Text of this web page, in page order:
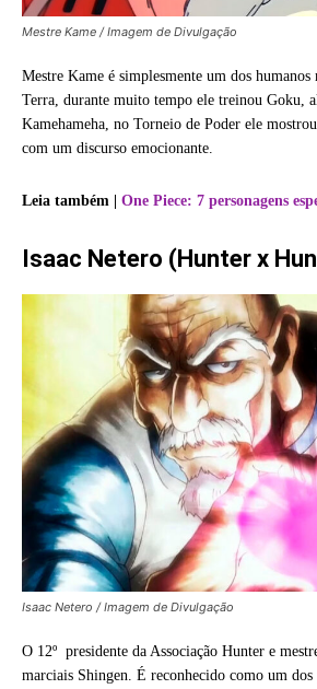
Mestre Kame / Imagem de Divulgação
Mestre Kame é simplesmente um dos
Terra, durante muito tempo ele treinou Goku,
Kamehameha, no Torneio de Poder ele
com um discurso emocionante.
Leia também | One Piece: 7 personagens
Isaac Netero (Hunter x
Isaac Netero / Imagem de Divulgação
O 12º presidente da Associação Hunter e
marciais Shingen. É reconhecido como um dos